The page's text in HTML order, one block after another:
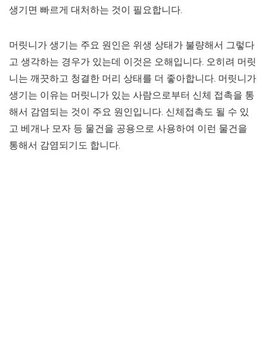
생기면 빠르게 대처하는 것이 필요합니다.
머릿니가 생기는 주요 원인은 위생 상태가 불량해서 그렇다
고 생각하는 경우가 있는데 이것은 오해입니다. 오히려 머릿
니는 깨끗하고 청결한 머리 상태를 더 좋아합니다. 머릿니가
생기는 이유는 머릿니가 있는 사람으로부터 신체 접촉을 통
해서 감염되는 것이 주요 원인입니다. 신체접촉도 될 수 있
고 베개나 모자 등 물건을 공용으로 사용하여 이런 물건을
통해서 감염되기도 합니다.